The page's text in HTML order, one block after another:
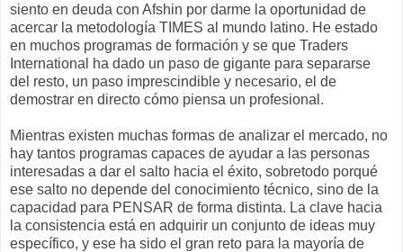
siento en deuda con Afshin por darme la oportunidad de
acercar la metodología TIMES al mundo latino. He estado
en muchos programas de formación y se que Traders
International
ha dado un paso de gigante para separarse
del resto, un paso imprescindible y necesario, el de
demostrar en directo cómo piensa un profesional.
Mientras existen muchas formas de analizar el mercado, no
hay tantos programas capaces de ayudar a las personas
interesadas a dar el salto hacia el éxito, sobretodo porqué
ese salto no depende del conocimiento técnico, sino de la
capacidad para PENSAR de forma distinta. La clave hacia
la consistencia está en adquirir un conjunto de ideas muy
específico, y ese ha sido el gran reto para la mayoría de